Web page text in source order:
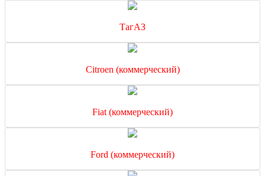
ТагАЗ
Citroen (коммерческий)
Fiat (коммерческий)
Ford (коммерческий)